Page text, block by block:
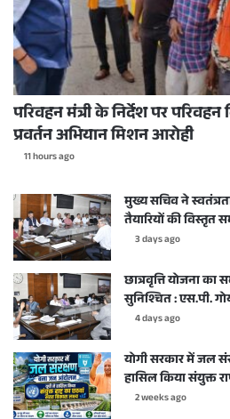
परिवहन मंत्री के निर्देश पर परिवहन
प्रवर्तन अभियान मिशन आरोही
11 hours ago
मुख्य सचिव ने
तैयारियों की विस्तृत
3 days ago
छात्रवृत्ति योजना
सुनिश्चित : एस.पी.
4 days ago
योगी सरकार में जल
हासिल किया संयुक्त
2 weeks ago